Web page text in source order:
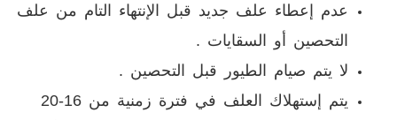
عدم إعطاء علف جديد قبل الإنتهاء التام من علف
التحصين أو السقايات .
لا يتم صيام الطيور قبل التحصين .
يتم إستهلاك العلف في فترة زمنية من 16-20